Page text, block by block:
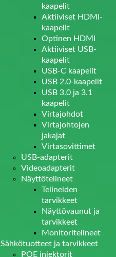
kaapelit
Aktiiviset HDMI-
kaapelit
Optinen HDMI
Aktiiviset USB-
kaapelit
USB-C kaapelit
USB 2.0-kaapelit
USB 3.0 ja 3.1
kaapelit
Virtajohdot
Virtajohtojen
jakajat
Virtasovittimet
USB-adapterit
Videoadapterit
Näyttötelineet
Telineiden
tarvikkeet
Näyttövaunut ja
tarvikkeet
Monitoritelineet
Sähkötuotteet ja tarvikkeet
POE injektorit